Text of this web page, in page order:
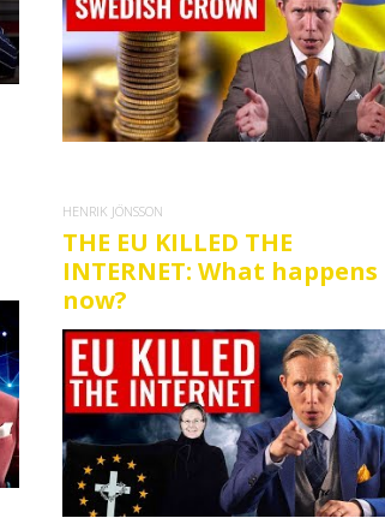
HENRIK JÖNSSON
THE EU KILLED THE
INTERNET: What happens
now?